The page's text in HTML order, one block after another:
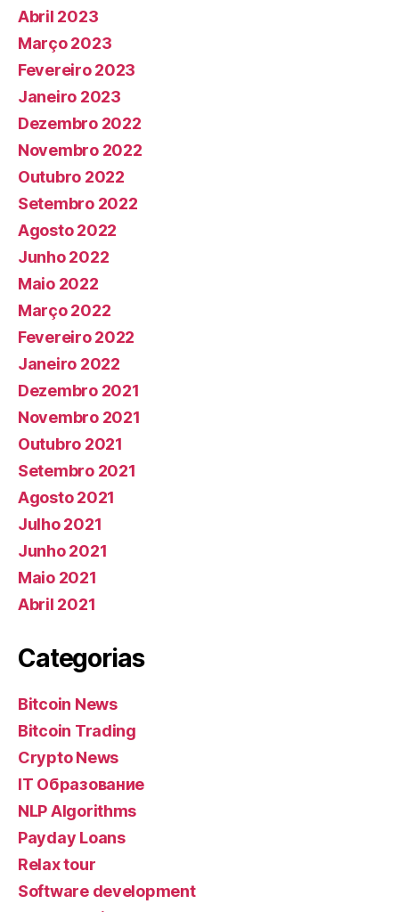
Abril 2023
Março 2023
Fevereiro 2023
Janeiro 2023
Dezembro 2022
Novembro 2022
Outubro 2022
Setembro 2022
Agosto 2022
Junho 2022
Maio 2022
Março 2022
Fevereiro 2022
Janeiro 2022
Dezembro 2021
Novembro 2021
Outubro 2021
Setembro 2021
Agosto 2021
Julho 2021
Junho 2021
Maio 2021
Abril 2021
Categorias
Bitcoin News
Bitcoin Trading
Crypto News
IT Образование
NLP Algorithms
Payday Loans
Relax tour
Software development